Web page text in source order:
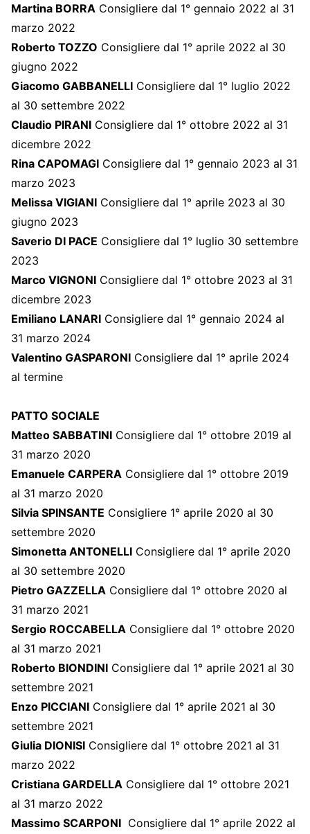
Martina BORRA Consigliere dal 1° gennaio 2022 al 31
marzo 2022
Roberto TOZZO Consigliere dal 1° aprile 2022 al 30
giugno 2022
Giacomo GABBANELLI Consigliere dal 1° luglio 2022
al 30 settembre 2022
Claudio PIRANI Consigliere dal 1° ottobre 2022 al 31
dicembre 2022
Rina CAPOMAGI Consigliere dal 1° gennaio 2023 al 31
marzo 2023
Melissa VIGIANI Consigliere dal 1° aprile 2023 al 30
giugno 2023
Saverio DI PACE Consigliere dal 1° luglio 30 settembre
2023
Marco VIGNONI Consigliere dal 1° ottobre 2023 al 31
dicembre 2023
Emiliano LANARI Consigliere dal 1° gennaio 2024 al
31 marzo 2024
Valentino GASPARONI Consigliere dal 1° aprile 2024
al termine
PATTO SOCIALE
Matteo SABBATINI Consigliere dal 1° ottobre 2019 al
31 marzo 2020
Emanuele CARPERA Consigliere dal 1° ottobre 2019
al 31 marzo 2020
Silvia SPINSANTE Consigliere 1° aprile 2020 al 30
settembre 2020
Simonetta ANTONELLI Consigliere dal 1° aprile 2020
al 30 settembre 2020
Pietro GAZZELLA Consigliere dal 1° ottobre 2020 al
31 marzo 2021
Sergio ROCCABELLA Consigliere dal 1° ottobre 2020
al 31 marzo 2021
Roberto BIONDINI Consigliere dal 1° aprile 2021 al 30
settembre 2021
Enzo PICCIANI Consigliere dal 1° aprile 2021 al 30
settembre 2021
Giulia DIONISI Consigliere dal 1° ottobre 2021 al 31
marzo 2022
Cristiana GARDELLA Consigliere dal 1° ottobre 2021
al 31 marzo 2022
Massimo SCARPONI Consigliere dal 1° aprile 2022 al